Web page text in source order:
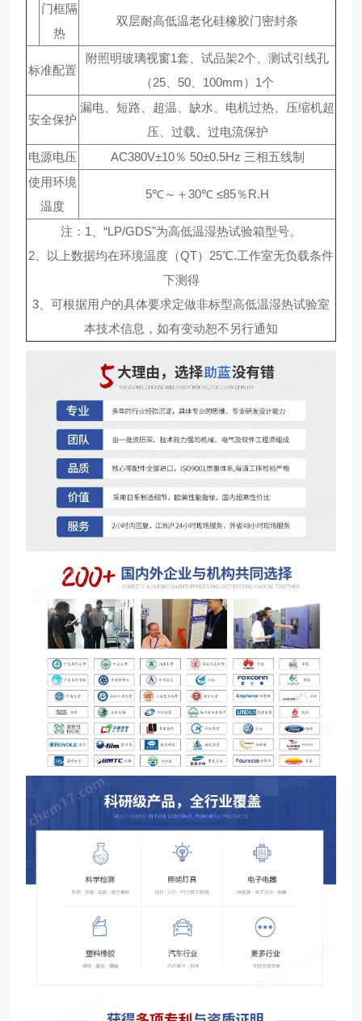
门框隔
热
双层耐高低温老化硅橡胶门密封条
标准配置
附照明玻璃视窗1套、试品架2个、测试引线孔
（25、50、100mm）1个
安全保护
漏电、短路、超温、缺水、电机过热、压缩机超
压、过载、过电流保护
电源电压
AC380V±10％ 50±0.5Hz 三相五线制
使用环境
温度
5℃～＋30℃ ≤85％R.H
注：1、“LP/GDS"为高低温湿热试验箱型号。
2、以上数据均在环境温度（QT）25℃.工作室无负载条件
下测得
3、可根据用户的具体要求定做非标型高低温湿热试验室
本技术信息，如有变动恕不另行通知